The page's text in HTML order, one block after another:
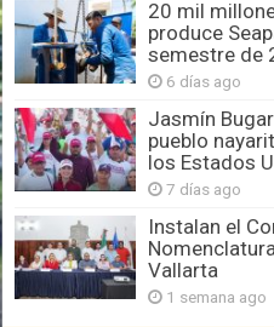
20 mil
produce
semestre de
6 días ago
Jasmín
pueblo
los Estados
7 días ago
Instalan el
Vallarta
1 semana ago